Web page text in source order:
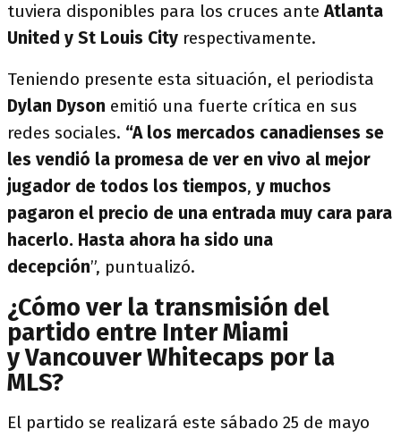
tuviera disponibles para los cruces anteAtlanta
United y St Louis City respectivamente.
Teniendo presente esta situación, el periodista
Dylan Dyson emitió una fuerte crítica en sus
redes sociales. “A los mercados canadienses se
les vendió la promesa de ver en vivo al mejor
jugador de todos los tiempos, y muchos
pagaron el precio de una entrada muy cara para
hacerlo. Hasta ahora ha sido una
decepción”, puntualizó.
¿Cómo ver la transmisión del
partido entre Inter Miami
y Vancouver Whitecaps por la
MLS?
El partido se realizará este sábado 25 de mayo